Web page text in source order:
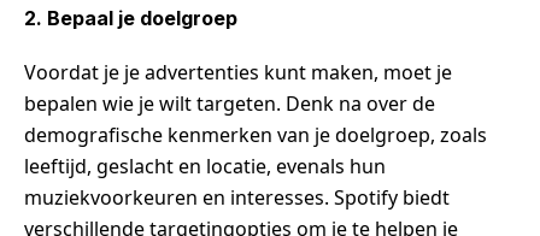
2. Bepaal je doelgroep
Voordat je je advertenties kunt maken, moet je
bepalen wie je wilt targeten. Denk na over de
demografische kenmerken van je doelgroep, zoals
leeftijd, geslacht en locatie, evenals hun
muziekvoorkeuren en interesses. Spotify biedt
verschillende targetingopties om je te helpen je